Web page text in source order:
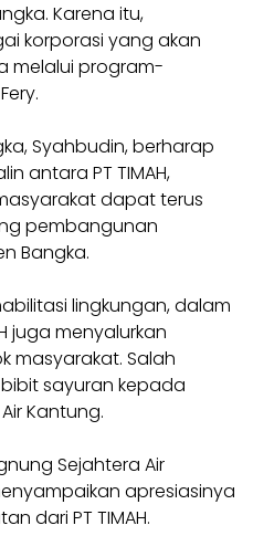
Karena itu,
korporasi yang akan
melalui program-
Syahbudin, berharap
antara PT TIMAH,
dapat terus
pembangunan
Bangka.
lingkungan, dalam
juga menyalurkan
masyarakat. Salah
sayuran kepada
Kantung.
Sejahtera Air
apresiasinya
dari PT TIMAH.